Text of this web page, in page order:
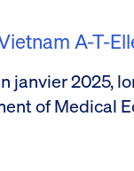
A-T-
janvier 2025,
of Medical